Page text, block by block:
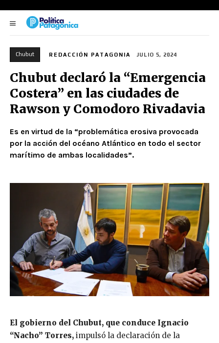
Chubut REDACCIÓN PATAGONIA JULIO 5, 2024
Chubut declaró la “Emergencia
Costera” en las ciudades de
Rawson y Comodoro Rivadavia
Es en virtud de la “problemática erosiva provocada
por la acción del océano Atlántico en todo el sector
marítimo de ambas localidades”.
El gobierno del Chubut, que conduce Ignacio
“Nacho” Torres, impulsó la declaración de la